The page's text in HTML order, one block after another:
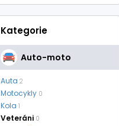
Kategorie
Auto-moto
Auta 2
Motocykly 0
Kola 1
Veteráni 0